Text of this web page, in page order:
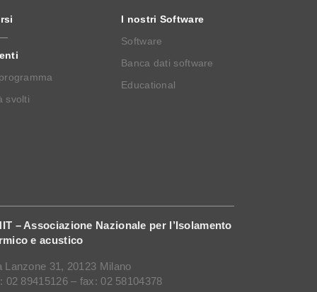
svolti
I nostri Software
Software
Banca dati software
Educational
– Associazione Nazionale per l’Isolamento
e acustico
Lanzone 31, 20123 Milano
02 89415126 – fax: 02 58104378